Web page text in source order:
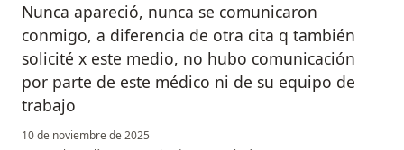
Nunca apareció, nunca se comunicaron
conmigo, a diferencia de otra cita q también
solicité x este medio, no hubo comunicación
por parte de este médico ni de su equipo de
trabajo
10 de noviembre de 2025